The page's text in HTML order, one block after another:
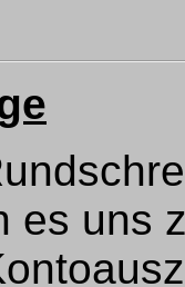
es uns